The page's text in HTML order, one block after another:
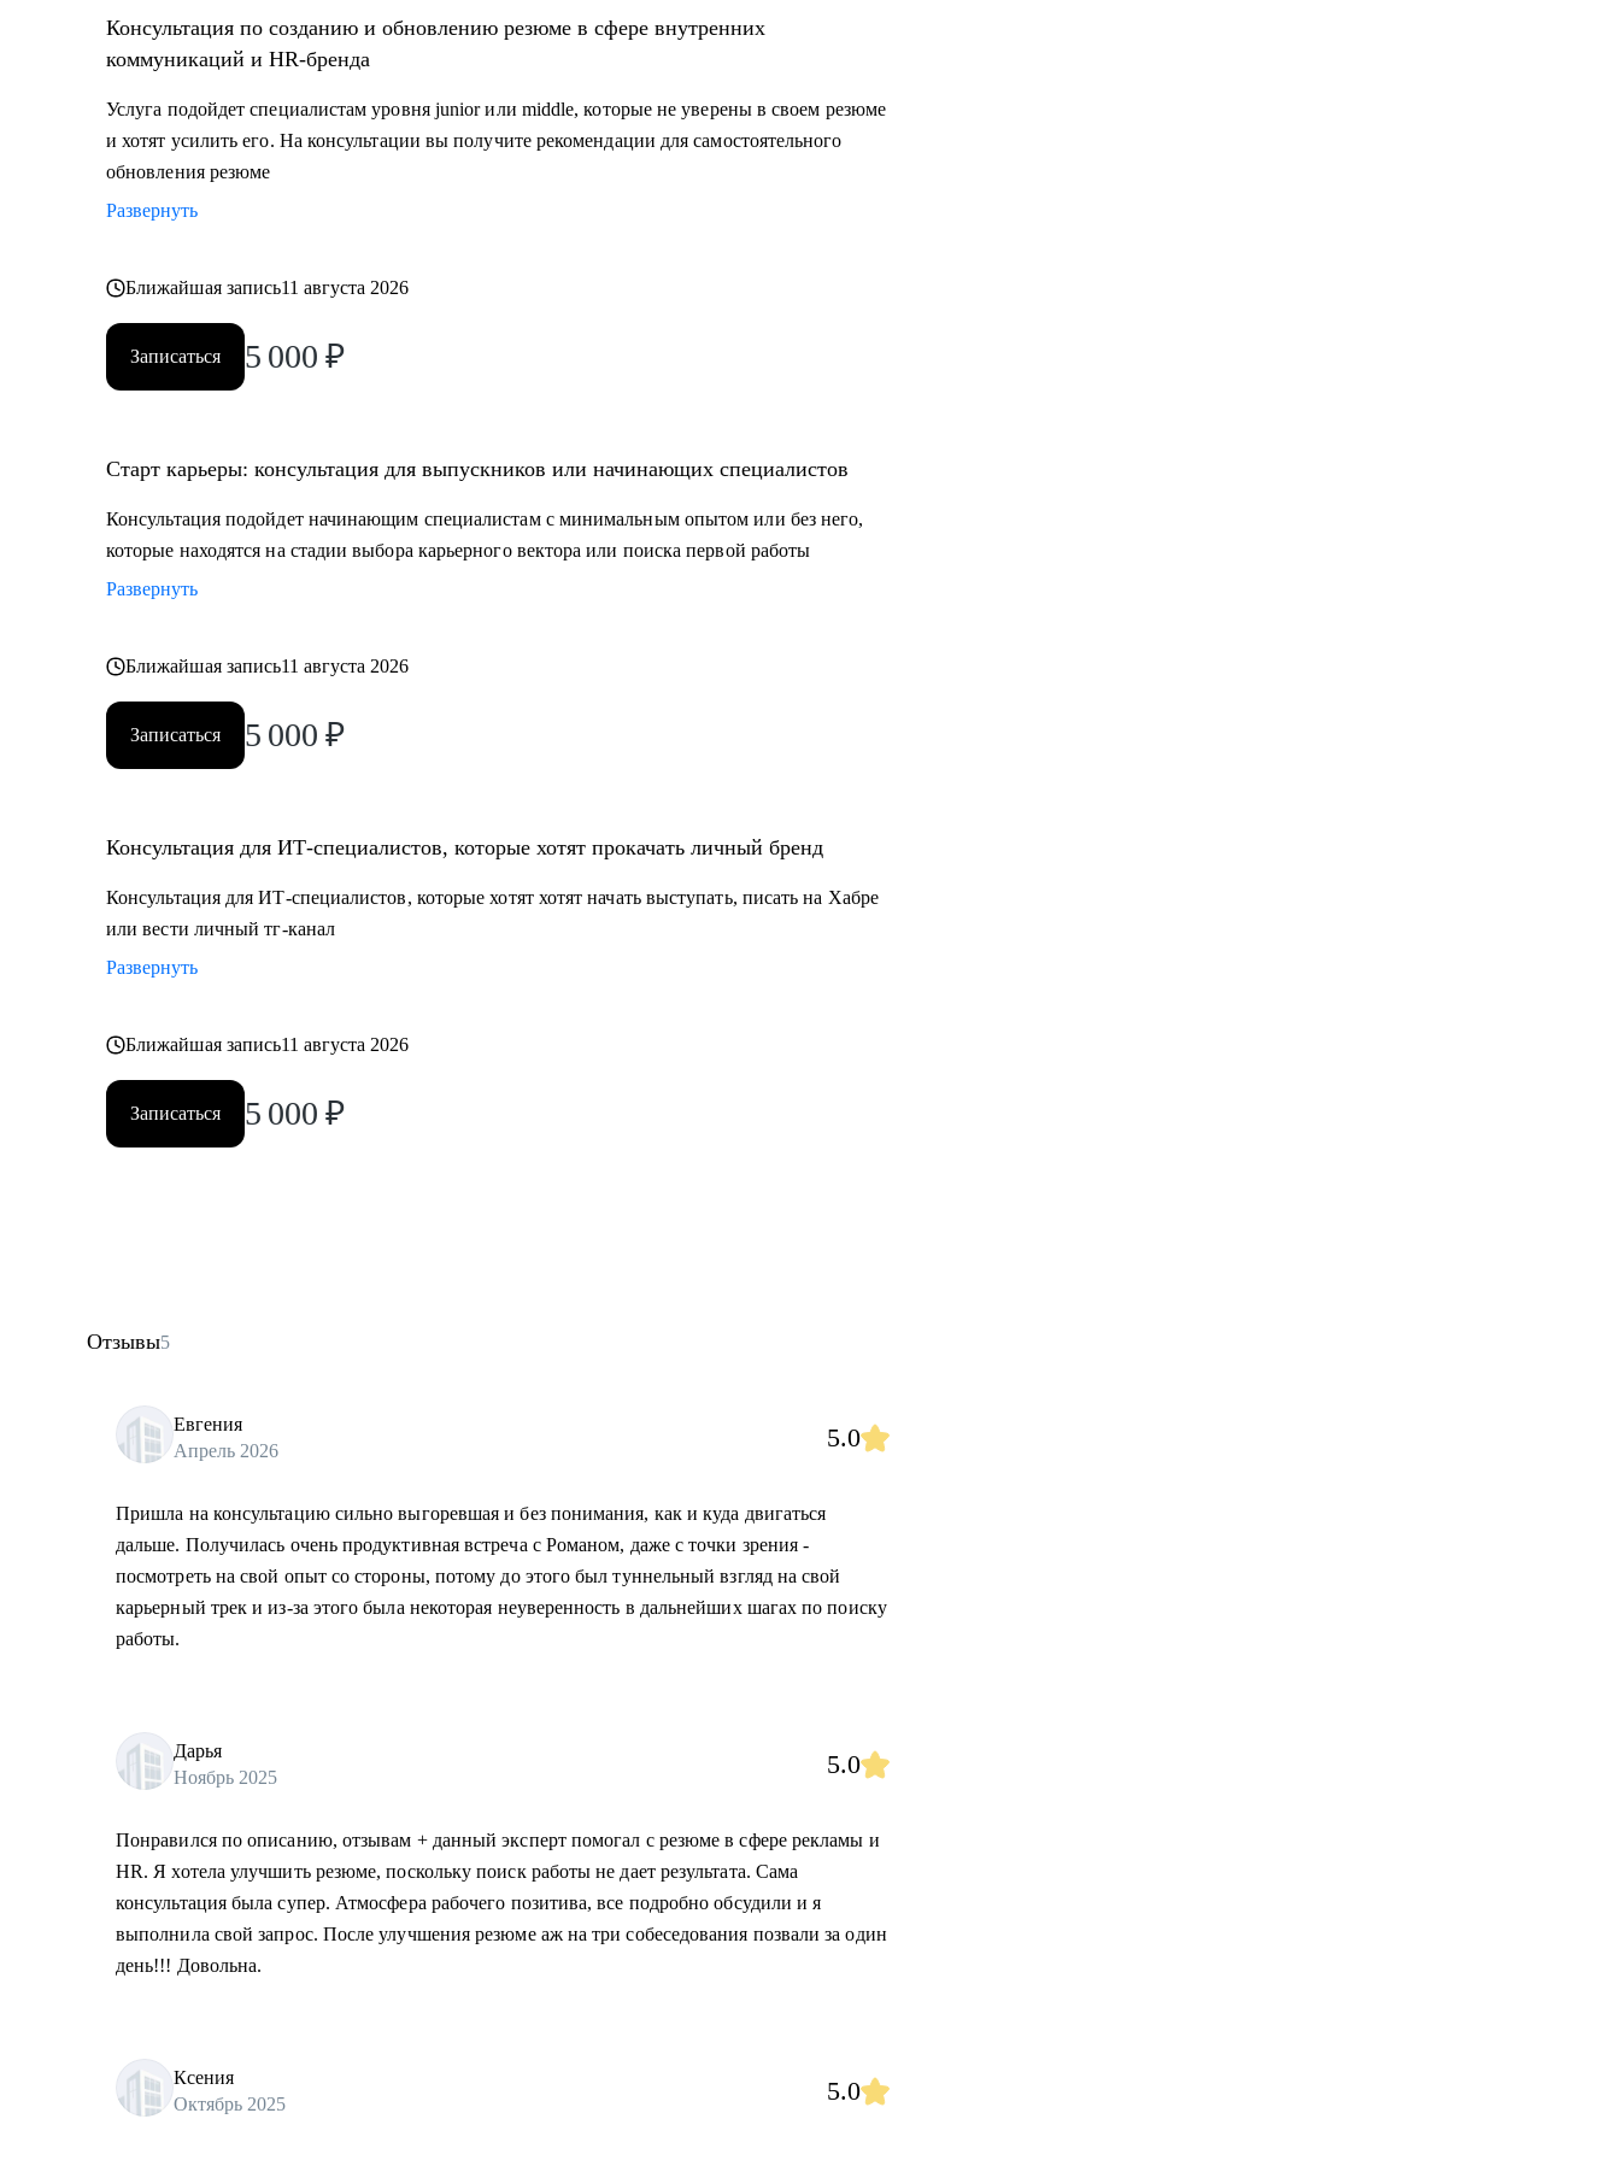
ивент
• специалистам уровня Junior и Middle: внутренние коммуникации, HR-бренд, event-менеджер
Консультация по созданию и обновлению резюме в сфере внутренних
коммуникаций и HR-бренда
Услуга подойдет специалистам уровня junior или middle, которые не уверены в своем резюме
и хотят усилить его. На консультации вы получите рекомендации для самостоятельного
обновления резюме
Развернуть
Ближайшая запись11 августа 2026
Записаться 5 000 ₽
Старт карьеры: консультация для выпускников или начинающих специалистов
Консультация подойдет начинающим специалистам с минимальным опытом или без него,
которые находятся на стадии выбора карьерного вектора или поиска первой работы
Развернуть
Ближайшая запись11 августа 2026
Записаться 5 000 ₽
Консультация для ИТ-специалистов, которые хотят прокачать личный бренд
Консультация для ИТ-специалистов, которые хотят хотят начать выступать, писать на Хабре
или вести личный тг-канал
Развернуть
Ближайшая запись11 августа 2026
Записаться 5 000 ₽
Отзывы5
Евгения
Апрель 2026
5.0
Пришла на консультацию сильно выгоревшая и без понимания, как и куда двигаться
дальше. Получилась очень продуктивная встреча с Романом, даже с точки зрения -
посмотреть на свой опыт со стороны, потому до этого был туннельный взгляд на свой
карьерный трек и из-за этого была некоторая неуверенность в дальнейших шагах по поиску
работы.
Дарья
Ноябрь 2025
5.0
Понравился по описанию, отзывам + данный эксперт помогал с резюме в сфере рекламы и
HR. Я хотела улучшить резюме, поскольку поиск работы не дает результата. Сама
консультация была супер. Атмосфера рабочего позитива, все подробно обсудили и я
выполнила свой запрос. После улучшения резюме аж на три собеседования позвали за один
день!!! Довольна.
Ксения
Октябрь 2025
5.0